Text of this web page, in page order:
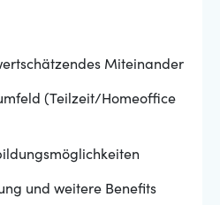
Miteinander
(Teilzeit/Homeoffice
und weitere Benefits